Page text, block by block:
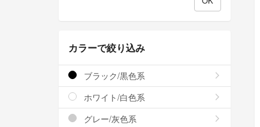
カラーで絞り込み
ブラック/黒色系
ホワイト/白色系
グレー/灰色系